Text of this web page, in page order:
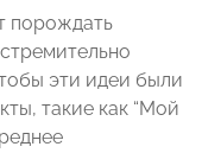
порождать
эти идеи были
такие как “Мой